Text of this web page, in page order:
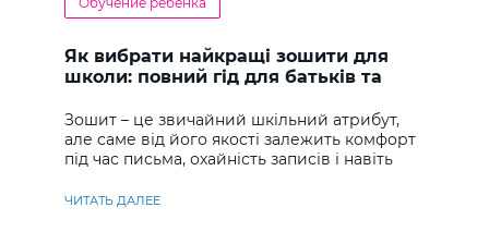
Як вибрати найкращі зошити для
школи: повний гід для батьків та
Зошит – це звичайний шкільний атрибут,
але саме від його якості залежить комфорт
під час письма, охайність записів і навіть
ЧИТАТЬ ДАЛЕЕ